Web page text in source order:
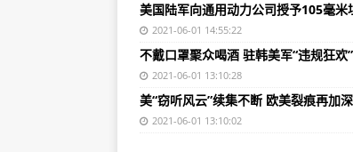
黑龙江尚志局地龙卷风
最新！番禺区已出结果的
中国宝“藏”｜西藏：喜马
黑龙江尚志市遭受龙卷
美国陆军向通用动力公司授予105毫米
2021-06-01 14:55:22
不戴口罩聚众喝酒 驻韩美军“违规狂欢
2021-06-01 13:10:28
美“窃听风云”续集不断 欧美裂痕再加深
2021-06-01 13:10:02